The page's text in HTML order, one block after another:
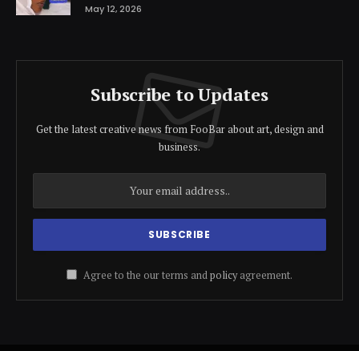
May 12, 2026
Subscribe to Updates
Get the latest creative news from FooBar about art, design and
business.
Agree to the our terms andpolicyagreement.